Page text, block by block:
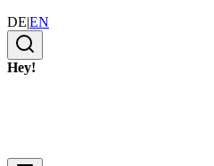
DE|EN
Hey!